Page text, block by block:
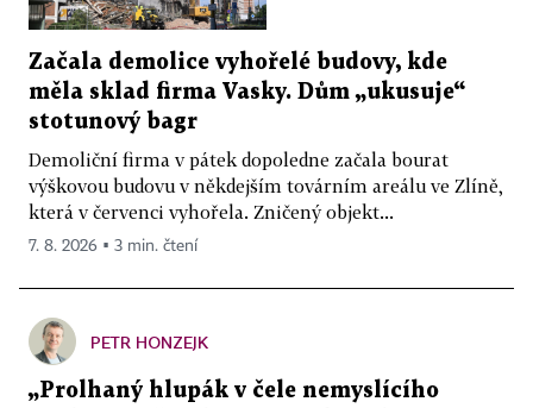
Začala demolice vyhořelé budovy, kde
měla sklad firma Vasky. Dům „ukusuje“
stotunový bagr
Demoliční firma v pátek dopoledne začala bourat
výškovou budovu v někdejším továrním areálu ve Zlíně,
která v červenci vyhořela. Zničený objekt...
7. 8. 2026 ▪ 3 min. čtení
PETR HONZEJK
„Prolhaný hlupák v čele nemyslícího